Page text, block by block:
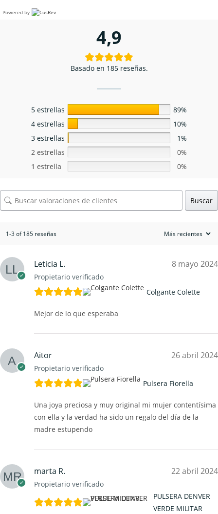
Powered by
4,9
Basado en 185 reseñas.
5 estrellas
89%
4 estrellas
10%
3 estrellas
1%
2 estrellas
0%
1 estrella
0%
Buscar
1-3 of 185 reseñas
Leticia L.
Propietario verificado
8 mayo 2024
Colgante Colette
Mejor de lo que esperaba
Aitor
Propietario verificado
26 abril 2024
Pulsera Fiorella
Una joya preciosa y muy original mi mujer contentísima
con ella y la verdad ha sido un regalo del día de la
madre estupendo
marta R.
Propietario verificado
22 abril 2024
PULSERA DENVER
VERDE MILITAR